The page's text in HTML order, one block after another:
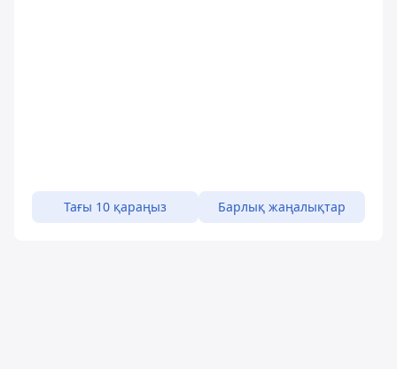
Тағы 10 қараңыз Барлық жаңалықтар